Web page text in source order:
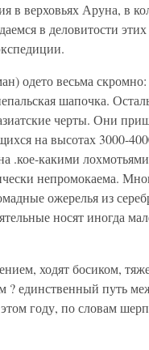
в верховьях Аруна, в
в деловитости этих
одето весьма скромно:
шапочка.
черты. Они
на высотах 3000-
.кое-какими
непромокаема.
ожерелья из
носят иногда
ходят босиком,
? единственный путь
году, по словам